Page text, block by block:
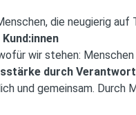
die neugierig auf
wir stehen:
durch
und gemeinsam.